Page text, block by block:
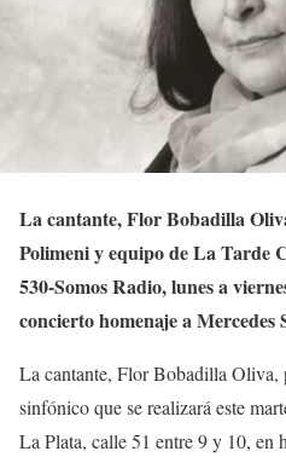
La cantante, Flor Bobadilla
Polimeni y equipo de La Tarde
530-Somos Radio, lunes a
concierto homenaje a Mercedes
La cantante, Flor Bobadilla Oliva,
sinfónico que se realizará este
La Plata, calle 51 entre 9 y 10, en